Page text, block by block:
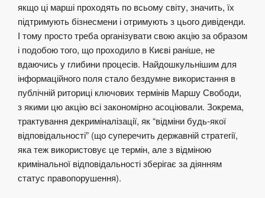
якщо ці марші проходять по всьому світу, значить, їх
підтримують бізнесмени і отримують з цього дивіденди.
І тому просто треба організувати свою акцію за образом
і подобою того, що проходило в Києві раніше, не
вдаючись у глибини процесів. Найдошкульнішим для
інформаційного поля стало бездумне використання в
публічній риториці ключових термінів Маршу Свободи,
з якими цю акцію всі закономірно асоціювали. Зокрема,
трактування декриміналізації, як “відміни будь-якої
відповідальності” (що суперечить державній стратегії,
яка теж використовує це термін, але з відміною
кримінальної відповідальності зберігає за діянням
статус правопорушення).